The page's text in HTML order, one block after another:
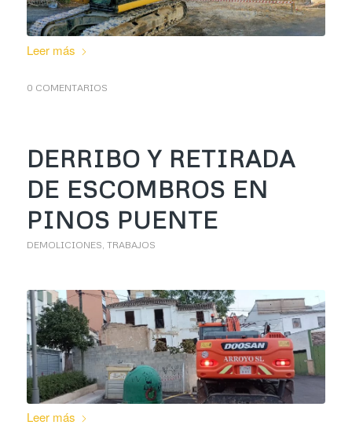
Leer más
0 COMENTARIOS
DERRIBO Y RETIRADA
DE ESCOMBROS EN
PINOS PUENTE
DEMOLICIONES, TRABAJOS
Leer más